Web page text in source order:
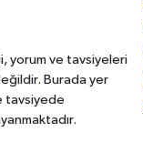
yorum ve tavsiyeleri
Burada yer
tavsiyede